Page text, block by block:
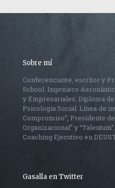
Sobre mí
Conferenciante, escritor y
School. Ingeniero
y Empresariales. Diploma
Psicología Social. Línea de
Compromiso”, Presidente
Organizacional” y
Coaching Ejecutivo en
Gasalla en Twitter